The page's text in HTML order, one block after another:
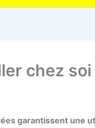
chez soi
garantissent une